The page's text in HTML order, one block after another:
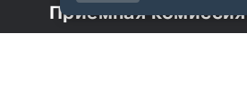
Приемная комиссия